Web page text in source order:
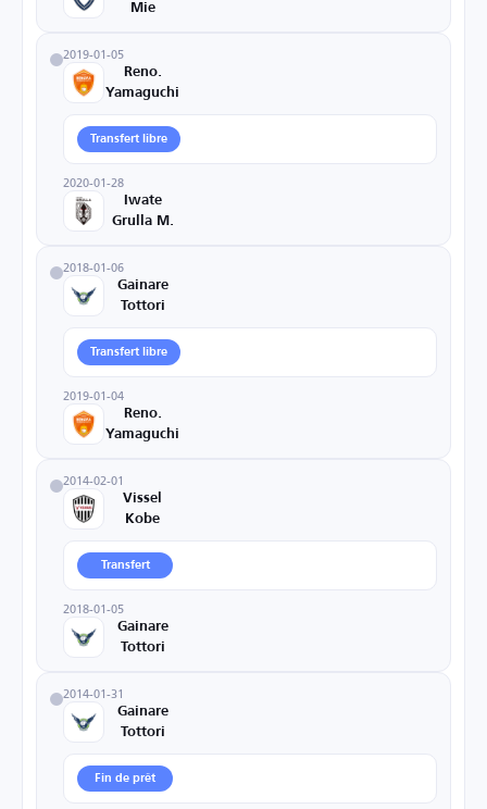
Mie
2019-01-05
Reno.
Yamaguchi
Transfert libre
2020-01-28
Iwate
Grulla M.
2018-01-06
Gainare
Tottori
Transfert libre
2019-01-04
Reno.
Yamaguchi
2014-02-01
Vissel
Kobe
Transfert
2018-01-05
Gainare
Tottori
2014-01-31
Gainare
Tottori
Fin de prêt